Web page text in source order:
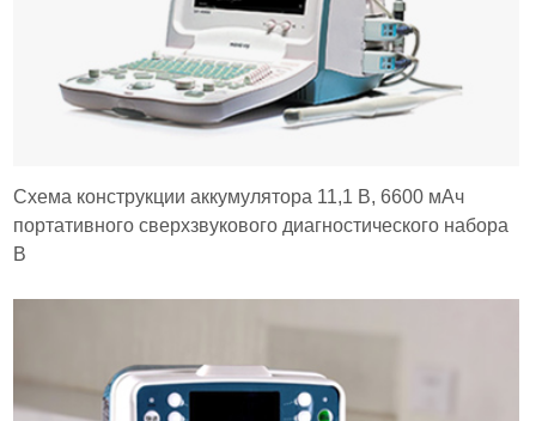
Схема конструкции аккумулятора 11,1 В, 6600 мАч
портативного сверхзвукового диагностического набора
B